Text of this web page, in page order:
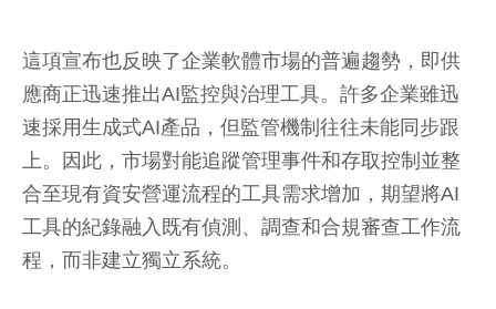
這項宣布也反映了企業軟體市場的普遍趨勢，即供
應商正迅速推出AI監控與治理工具。許多企業雖迅
速採用生成式AI產品，但監管機制往往未能同步跟
上。因此，市場對能追蹤管理事件和存取控制並整
合至現有資安營運流程的工具需求增加，期望將AI
工具的紀錄融入既有偵測、調查和合規審查工作流
程，而非建立獨立系統。